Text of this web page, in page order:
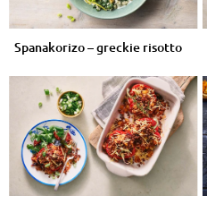
Spanakorizo – greckie risotto